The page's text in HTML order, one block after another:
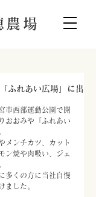
農場
ふれあい広場」に出
市西部運動公園で開
おおみや「ふれあい
メンチカツ、カット
ン焼や肉吸い、ジェ
多くの方に当社自慢
ました。